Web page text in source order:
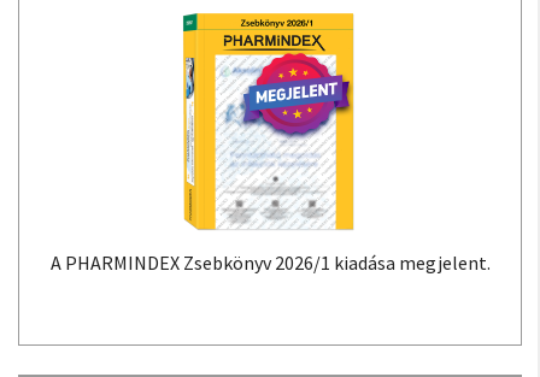
A PHARMINDEX Zsebkönyv 2026/1 kiadása megjelent.